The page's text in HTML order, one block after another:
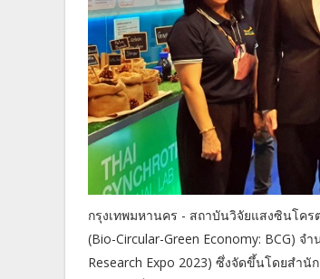
กรุงเทพมหานคร - สถาบันวิจัยแสงซินโค
(Bio-Circular-Green Economy: BCG)
Research Expo 2023) ซึ่งจัดขึ้นโดยสำ